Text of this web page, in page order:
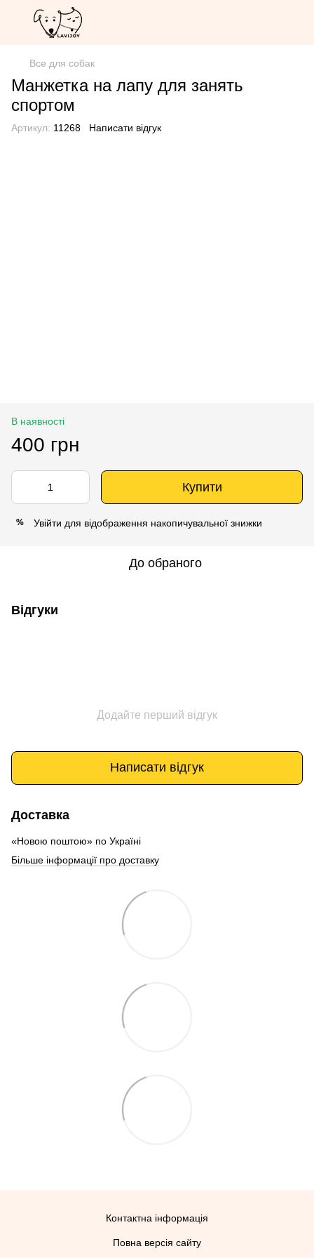
Все для собак
Манжетка на лапу для занять
спортом
Артикул: 11268 Написати відгук
В наявності
400 грн
Купити
% Увійти для відображення накопичувальної знижки
До обраного
Відгуки
Додайте перший відгук
Написати відгук
Доставка
«Новою поштою» по Україні
Більше інформації про доставку
Контактна інформація
Повна версія сайту